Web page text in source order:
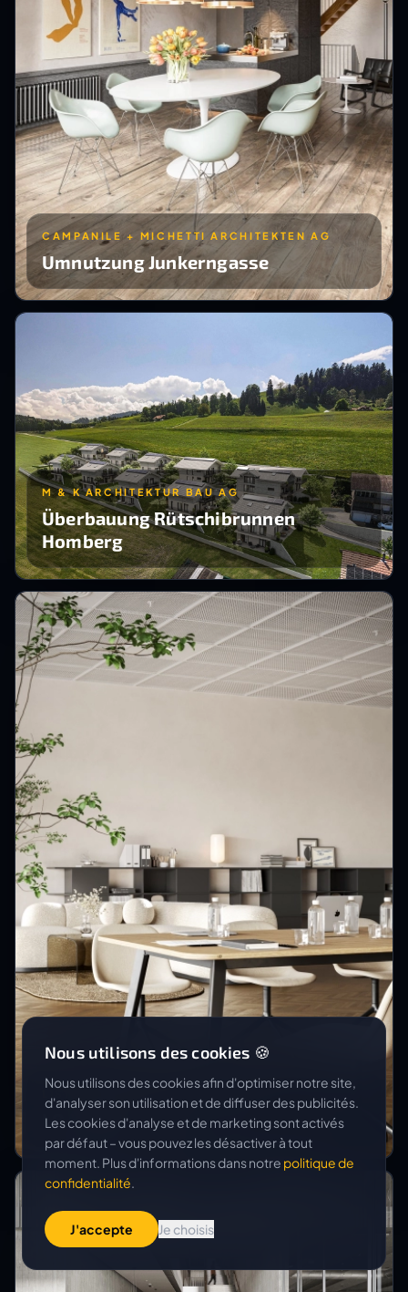
CAMPANILE + MICHETTI ARCHITEKTEN AG
Umnutzung Junkerngasse
M & K ARCHITEKTUR BAU AG
Überbauung Rütschibrunnen
Homberg
LO Summit
Nous utilisons des cookies 🍪
Nous utilisons des cookies afin d'optimiser notre site,
d'analyser son utilisation et de diffuser des publicités.
Les cookies d'analyse et de marketing sont activés
par défaut – vous pouvez les désactiver à tout
moment. Plus d'informations dans notre politique de
confidentialité.
J'accepte Je choisis